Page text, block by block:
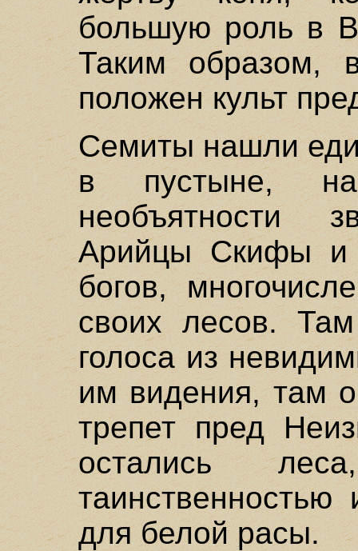
большую роль в
Таким образом,
положен культ
Семиты нашли
в пустыне,
необъятности
Арийцы Скифы и
богов,
своих лесов.
голоса из
им видения, там
трепет пред
остались
для белой расы.